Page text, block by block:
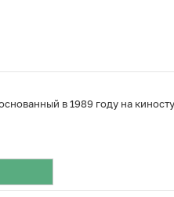
в 1989 году на